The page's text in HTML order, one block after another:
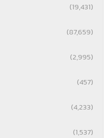
(19,431)
(87,659)
(2,995)
(457)
(4,233)
(1,537)